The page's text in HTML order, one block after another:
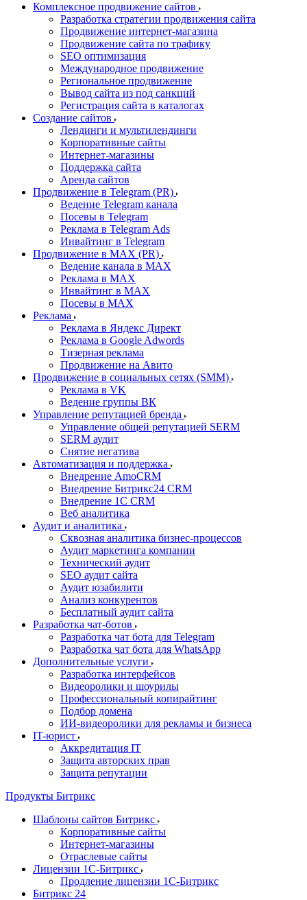
Комплексное продвижение сайтов
Разработка стратегии продвижения сайта
Продвижение интернет-магазина
Продвижение сайта по трафику
SEO оптимизация
Международное продвижение
Региональное продвижение
Вывод сайта из под санкций
Регистрация сайта в каталогах
Создание сайтов
Лендинги и мультилендинги
Корпоративные сайты
Интернет-магазины
Поддержка сайта
Аренда сайтов
Продвижение в Telegram (PR)
Ведение Telegram канала
Посевы в Telegram
Реклама в Telegram Ads
Инвайтинг в Telegram
Продвижение в MAX (PR)
Ведение канала в MAX
Реклама в MAX
Инвайтинг в MAX
Посевы в MAX
Реклама
Реклама в Яндекс Директ
Реклама в Google Adwords
Тизерная реклама
Продвижение на Авито
Продвижение в социальных сетях (SMM)
Реклама в VK
Ведение группы ВК
Управление репутацией бренда
Управление общей репутацией SERM
SERM аудит
Снятие негатива
Автоматизация и поддержка
Внедрение AmoCRM
Внедрение Битрикс24 CRM
Внедрение 1C CRM
Веб аналитика
Аудит и аналитика
Сквозная аналитика бизнес-процессов
Аудит маркетинга компании
Технический аудит
SEO аудит сайта
Аудит юзабилити
Анализ конкурентов
Бесплатный аудит сайта
Разработка чат-ботов
Разработка чат бота для Telegram
Разработка чат бота для WhatsApp
Дополнительные услуги
Разработка интерфейсов
Видеоролики и шоурилы
Профессиональный копирайтинг
Подбор домена
ИИ-видеоролики для рекламы и бизнеса
IT-юрист
Аккредитация IT
Защита авторских прав
Защита репутации
Продукты Битрикс
Шаблоны сайтов Битрикс
Корпоративные сайты
Интернет-магазины
Отраслевые сайты
Лицензии 1С-Битрикс
Продление лицензии 1С-Битрикс
Битрикс 24